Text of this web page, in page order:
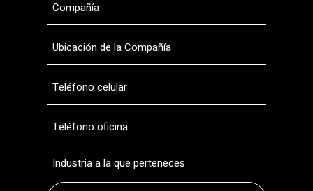
Industria a la que perteneces